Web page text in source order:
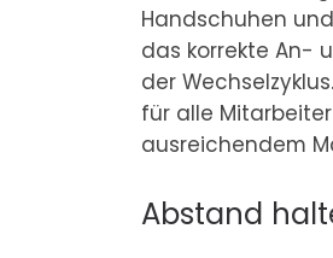
Handschuhen
das korrekte An-
der
für alle
ausreichendem
Abstand